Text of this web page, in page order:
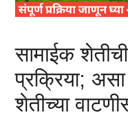
सामाईक
प्रक्रिया;
शेतीच्या